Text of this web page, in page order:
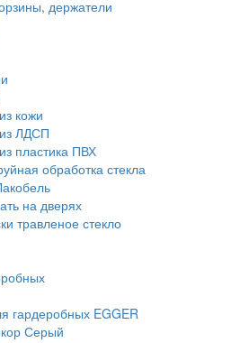
держатели
кожи
ЛДСП
пластика ПВХ
обработка стекла
на дверях
травленое стекло
гардеробных EGGER
Серый